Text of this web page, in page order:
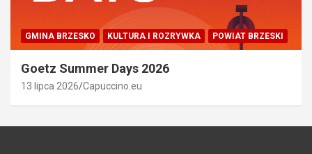
GMINA BRZESKO KULTURA I ROZRYWKA POWIAT BRZESKI
Goetz Summer Days 2026
13 lipca 2026 Capuccino.eu